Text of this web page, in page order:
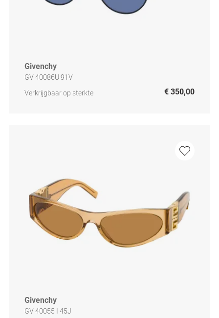
Givenchy
GV 40086U 91V
Verkrijgbaar op sterkte
€ 350,00
Givenchy
GV 40055 I 45J